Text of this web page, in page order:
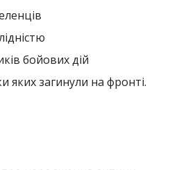
бойових дій
яких загинули на фронті.